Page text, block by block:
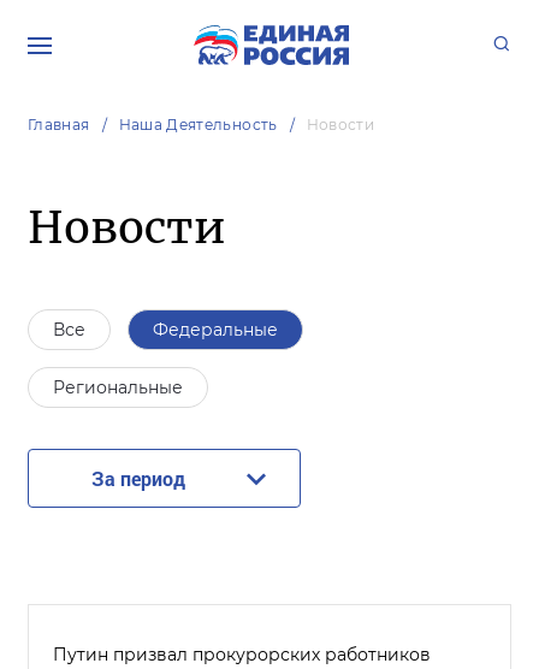
Главная Наша Деятельность Новости
Новости
Все Федеральные
Региональные
За период
Путин призвал прокурорских работников